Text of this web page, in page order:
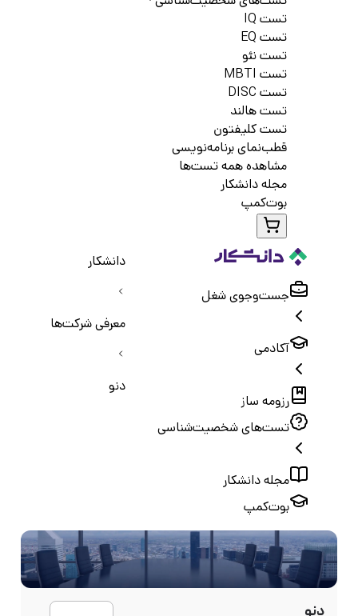
تست IQ
تست EQ
تست نئو
تست MBTI
تست DISC
تست هالند
تست کلیفتون
قطب‌نمای برنامه‌نویسی
مشاهده همه تست‌ها
مجله دانشکار
بوت‌کمپ
جست‌و‌جوی شغل
آکادمی
رزومه ساز
تست‌های شخصیت‌شناسی
مجله دانشکار
بوت‌کمپ
دانشکار
معرفی شرکت‌ها
دنو
دنو